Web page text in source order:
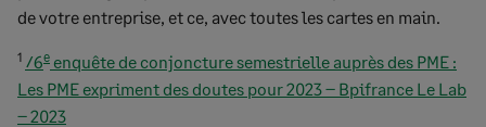
de votre entreprise, et ce, avec toutes les cartes en main.
1 76e enquête de conjoncture semestrielle auprès des PME :
Les PME expriment des doutes pour 2023 – Bpifrance Le Lab
– 2023